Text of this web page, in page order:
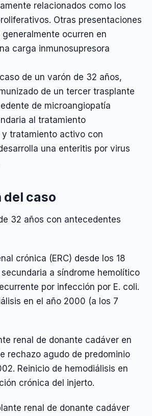
relacionados como los
Otras presentaciones
ocurren en
carga inmunosupresora
de un varón de 32 años,
de un tercer trasplante
de microangiopatía
al tratamiento
y tratamiento activo con
una enteritis por virus
del caso
32 años con antecedentes
crónica (ERC) desde los 18
a síndrome hemolítico
por infección por E. coli.
en el año 2000 (a los 7
renal de donante cadáver en
rechazo agudo de predominio
Reinicio de hemodiálisis en
crónica del injerto.
renal de donante cadáver